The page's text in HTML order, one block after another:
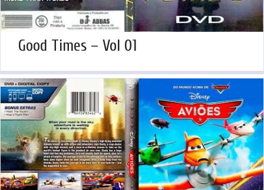
Good Times – Vol 01